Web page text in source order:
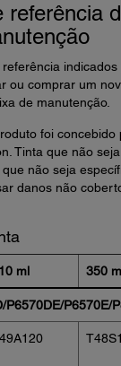
referência
ou comprar um
de manutenção.
foi concebido
Tinta que não
não seja
danos não
ml 350
P6570DE/P6570E/